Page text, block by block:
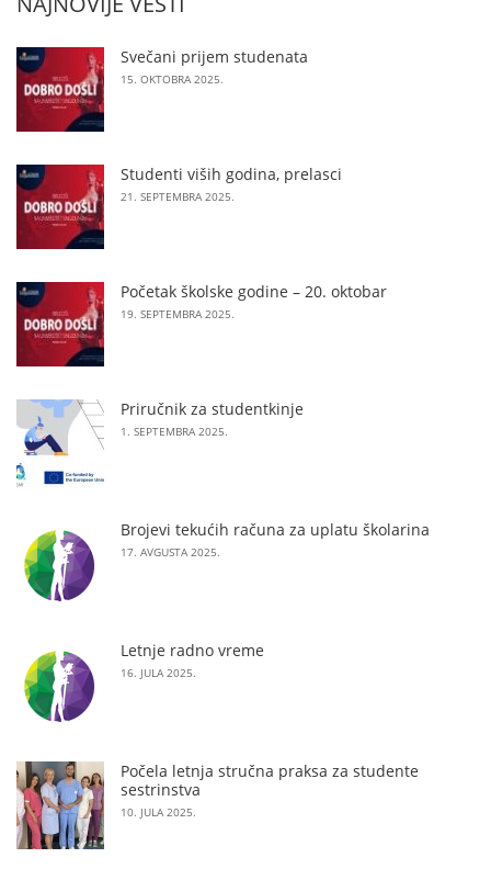
Svečani prijem studenata
15. OKTOBRA 2025.
Studenti viših godina, prelasci
21. SEPTEMBRA 2025.
Početak školske godine – 20. oktobar
19. SEPTEMBRA 2025.
Priručnik za studentkinje
1. SEPTEMBRA 2025.
Brojevi tekućih računa za uplatu školarina
17. AVGUSTA 2025.
Letnje radno vreme
16. JULA 2025.
Počela letnja stručna praksa za studente
sestrinstva
10. JULA 2025.